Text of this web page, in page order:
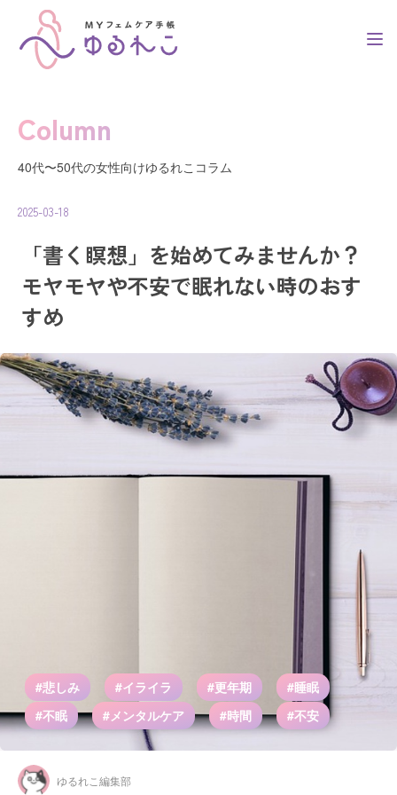
トップ
簡単3ステップ
利用者の声
コラム
Column
40代〜50代の女性向けゆるれこコラム
2025-03-18
「書く瞑想」を始めてみませんか？
モヤモヤや不安で眠れない時のおす
すめ
#悲しみ #イライラ #更年期
#睡眠
#不眠
#メンタルケア #時間 #不安
ゆるれこ編集部